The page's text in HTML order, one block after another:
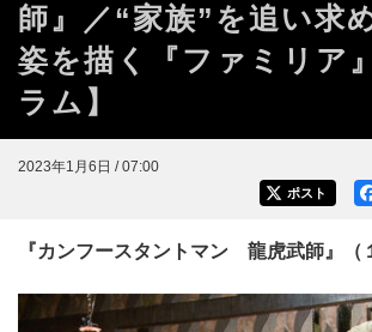
師』／“家族”を追い求
姿を描く『ファミリア
ラム】
2023年1月6日 / 07:00
ポスト
『カンフースタントマン 龍虎武師』（